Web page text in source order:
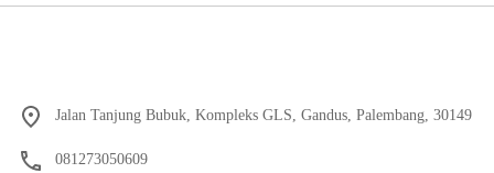
Jalan Tanjung Bubuk, Kompleks GLS, Gandus, Palembang, 30149
081273050609